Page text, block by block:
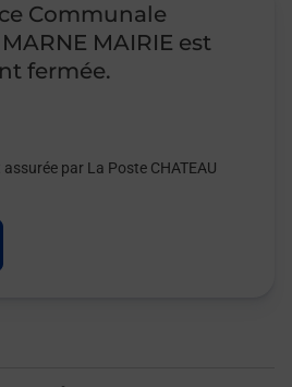
Communale
MARNE MAIRIE est
fermée.
par La Poste CHATEAU